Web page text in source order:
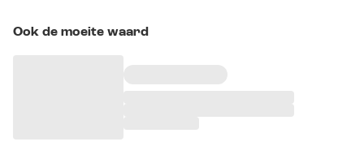
Ook de moeite waard